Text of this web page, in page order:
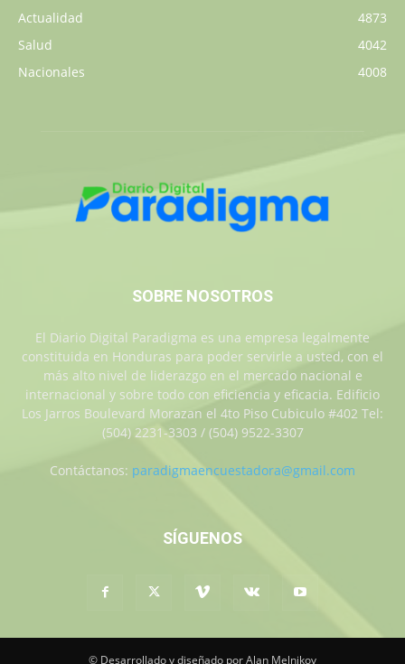
Actualidad
4873
Salud
4042
Nacionales
4008
SOBRE NOSOTROS
El Diario Digital Paradigma es una empresa legalmente
constituida en Honduras para poder servirle a usted, con el
más alto nivel de liderazgo en el mercado nacional e
internacional y sobre todo con eficiencia y eficacia. Edificio
Los Jarros Boulevard Morazan el 4to Piso Cubiculo #402 Tel:
(504) 2231-3303 / (504) 9522-3307
Contáctanos: paradigmaencuestadora@gmail.com
SÍGUENOS
© Desarrollado y diseñado por Alan Melnikov